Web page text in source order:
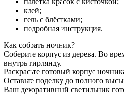
клей;
гель с блёстками;
подробная инструкция.
Как собрать ночник?
Соберите корпус из дерева. Во
внутрь гирлянду.
Раскрасьте готовый корпус
Оставьте поделку до полного
Ваш декоративный светильник